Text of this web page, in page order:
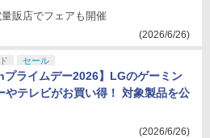
販店でフェアも開催
(2026/6/26)
セール
プライムデー2026】LGのゲーミン
やテレビがお買い得！ 対象製品を公
(2026/6/26)